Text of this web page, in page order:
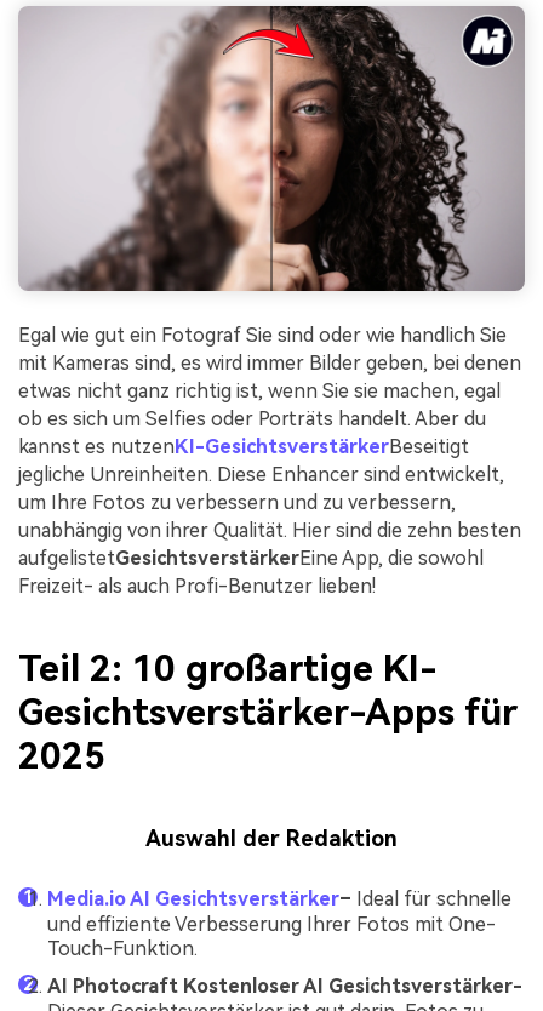
Egal wie gut ein Fotograf Sie sind oder wie handlich Sie
mit Kameras sind, es wird immer Bilder geben, bei denen
etwas nicht ganz richtig ist, wenn Sie sie machen, egal
ob es sich um Selfies oder Porträts handelt. Aber du
kannst es nutzenKI-GesichtsverstärkerBeseitigt
jegliche Unreinheiten. Diese Enhancer sind entwickelt,
um Ihre Fotos zu verbessern und zu verbessern,
unabhängig von ihrer Qualität. Hier sind die zehn besten
aufgelistetGesichtsverstärkerEine App, die sowohl
Freizeit- als auch Profi-Benutzer lieben!
Teil 2: 10 großartige KI-
Gesichtsverstärker-Apps für
2025
Auswahl der Redaktion
Media.io AI Gesichtsverstärker– Ideal für schnelle
und effiziente Verbesserung Ihrer Fotos mit One-
Touch-Funktion.
AI Photocraft Kostenloser AI Gesichtsverstärker-